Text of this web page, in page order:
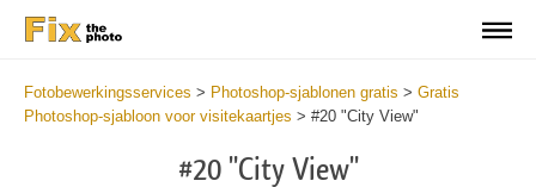
Fotobewerkingsservices > Photoshop-sjablonen gratis > Gratis
Photoshop-sjabloon voor visitekaartjes > #20 "City View"
#20 "City View"